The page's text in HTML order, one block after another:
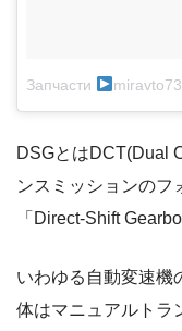
Запчасти
DSGとはDCT(Dual
ンスミッションのフ
「Direct-Shift
いわゆる自動変速機
体はマニュアルトラ